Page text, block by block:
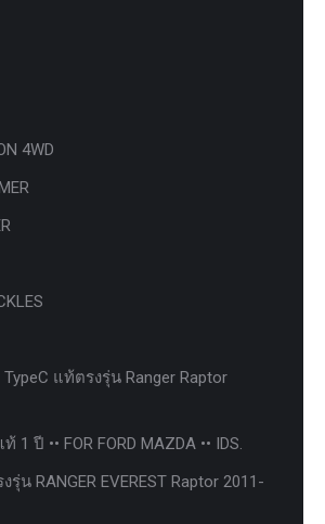
4WD
TypeC แท้ตรงรุ่น Ranger Raptor
1 ปี •• FOR FORD MAZDA •• IDS.
รุ่น RANGER EVEREST Raptor 2011-